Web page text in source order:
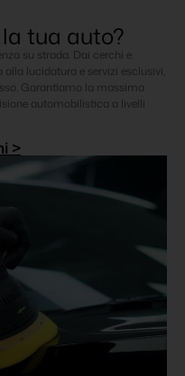
tua auto?
su strada. Dai cerchi e
lucidatura e servizi esclusivi,
Garantiamo la massima
automobilistica a livelli
>